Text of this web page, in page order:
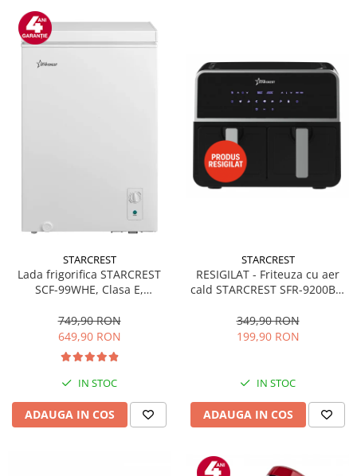
STARCREST
Lada frigorifica STARCREST
SCF-99WHE, Clasa E,
convertibil - functie frigider,
Termostat reglabil, Alb
749,90 RON
649,90 RON
IN STOC
ADAUGA IN COS
STARCREST
RESIGILAT - Friteuza cu aer
cald STARCREST SFR-9200BK,
Termostat 80 - 200 °C, 8
programe predefinite, Negru
349,90 RON
199,90 RON
IN STOC
ADAUGA IN COS